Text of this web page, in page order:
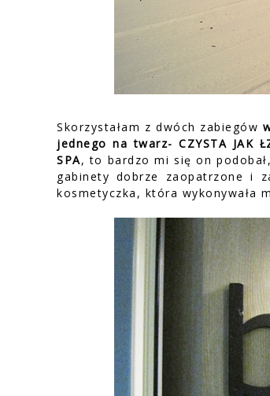
Skorzystałam z dwóch zabiegów
jednego na twarz- CZYSTA JAK
SPA, to bardzo mi się on
gabinety dobrze zaopatrzone i
kosmetyczka, która wykonywała